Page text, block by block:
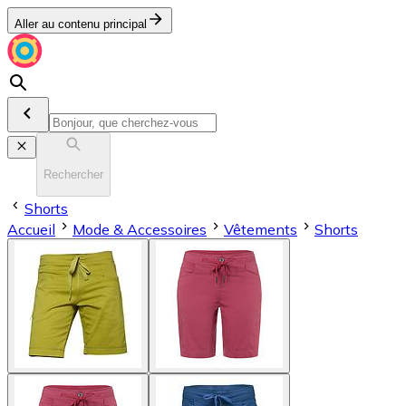
Aller au contenu principal
Rechercher
Shorts
Accueil
Mode & Accessoires Vêtements Shorts